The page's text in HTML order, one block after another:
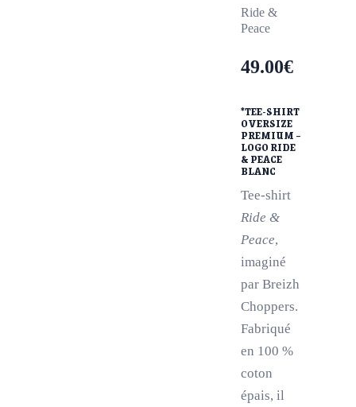
Ride &
Peace
49.00€
*TEE-SHIRT
OVERSIZE
PREMIUM –
LOGO RIDE
& PEACE
BLANC
Tee-shirt
Ride &
Peace,
imaginé
par Breizh
Choppers.
Fabriqué
en 100 %
coton
épais, il